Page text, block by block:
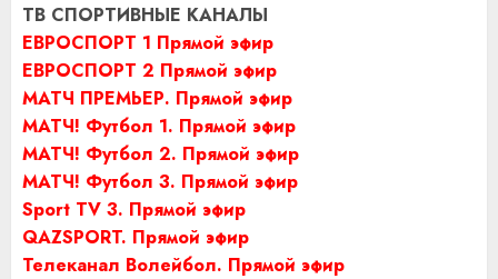
ТВ СПОРТИВНЫЕ КАНАЛЫ
ЕВРОСПОРТ 1 Прямой эфир
ЕВРОСПОРТ 2 Прямой эфир
МАТЧ ПРЕМЬЕР. Прямой эфир
МАТЧ! Футбол 1. Прямой эфир
МАТЧ! Футбол 2. Прямой эфир
МАТЧ! Футбол 3. Прямой эфир
Sport TV 3. Прямой эфир
QAZSPORT. Прямой эфир
Телеканал Волейбол. Прямой эфир